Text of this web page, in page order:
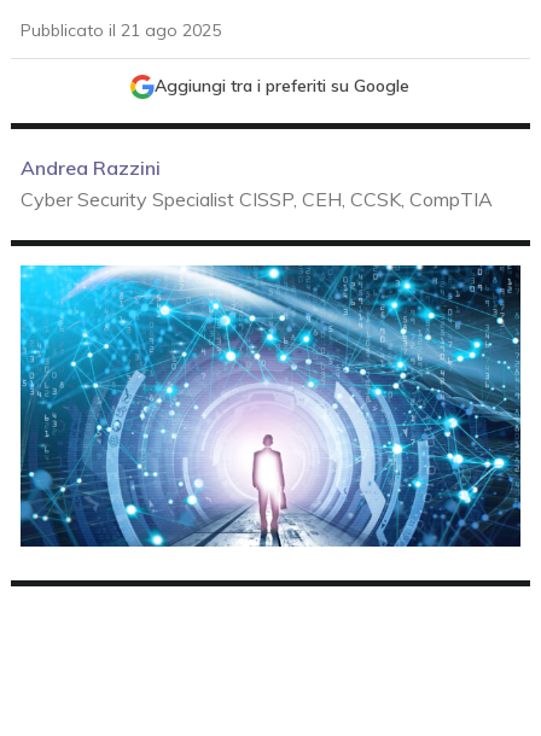
Pubblicato il 21 ago 2025
Aggiungi tra i preferiti su Google
Andrea Razzini
Cyber Security Specialist CISSP, CEH, CCSK, CompTIA